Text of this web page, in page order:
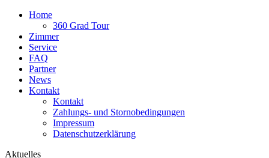
Home
360 Grad Tour
Zimmer
Service
FAQ
Partner
News
Kontakt
Kontakt
Zahlungs- und Stornobedingungen
Impressum
Datenschutzerklärung
Aktuelles